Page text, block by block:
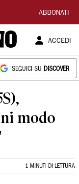
ABBONATI
ACCEDI
SEGUICI SU DISCOVER
modo
1 MINUTI DI LETTURA